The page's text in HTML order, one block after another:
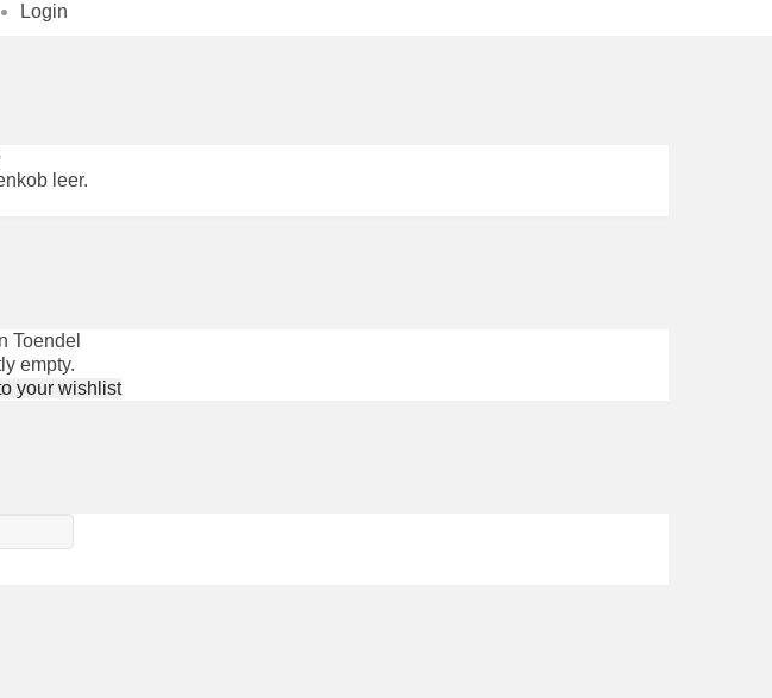
Login
leer.
Toendel
empty.
your wishlist